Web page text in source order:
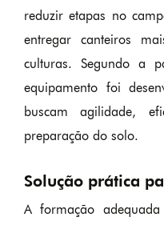
reduzir etapas no
entregar canteiros
culturas. Segundo a
equipamento foi
buscam agilidade,
preparação do solo.
Solução prática
A formação